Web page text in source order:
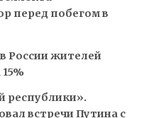
перед побегом в
России жителей
республики».
встречи Путина с